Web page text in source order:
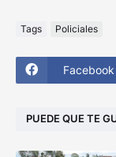
Tags Policiales
Facebook
PUEDE QUE TE